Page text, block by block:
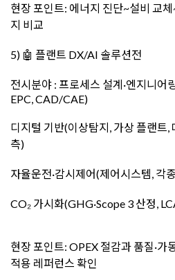
현장 포인트: 에너지 진단~설비 교
지 비교
5) 🤖 플랜트 DX/AI 솔루션전
전시분야 : 프로세스 설계·엔지니어
EPC, CAD/CAE)
디지털 기반(이상탐지, 가상 플랜트,
측)
자율운전·감시제어(제어시스템, 각
CO₂ 가시화(GHG·Scope 3 산정,
현장 포인트: OPEX 절감과 품질·가
적용 레퍼런스 확인